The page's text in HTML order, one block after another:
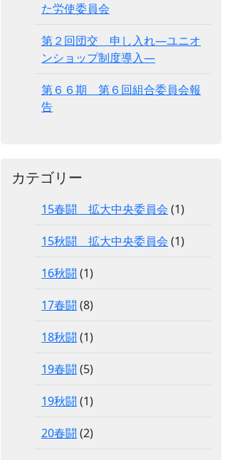
た労使委員会
第２回団交 申し入れ―ユニオ
ンショップ制度導入―
第６６期 第６回組合委員会報
告
カテゴリー
15春闘 拡大中央委員会 (1)
15秋闘 拡大中央委員会 (1)
16秋闘 (1)
17春闘 (8)
18秋闘 (1)
19春闘 (5)
19秋闘 (1)
20春闘 (2)